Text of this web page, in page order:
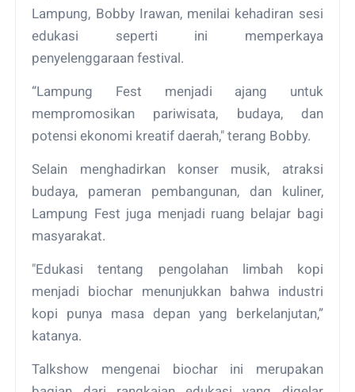
Lampung, Bobby Irawan, menilai kehadiran sesi
edukasi seperti ini memperkaya
penyelenggaraan festival.
“Lampung Fest menjadi ajang untuk
mempromosikan pariwisata, budaya, dan
potensi ekonomi kreatif daerah," terang Bobby.
Selain menghadirkan konser musik, atraksi
budaya, pameran pembangunan, dan kuliner,
Lampung Fest juga menjadi ruang belajar bagi
masyarakat.
"Edukasi tentang pengolahan limbah kopi
menjadi biochar menunjukkan bahwa industri
kopi punya masa depan yang berkelanjutan,”
katanya.
Talkshow mengenai biochar ini merupakan